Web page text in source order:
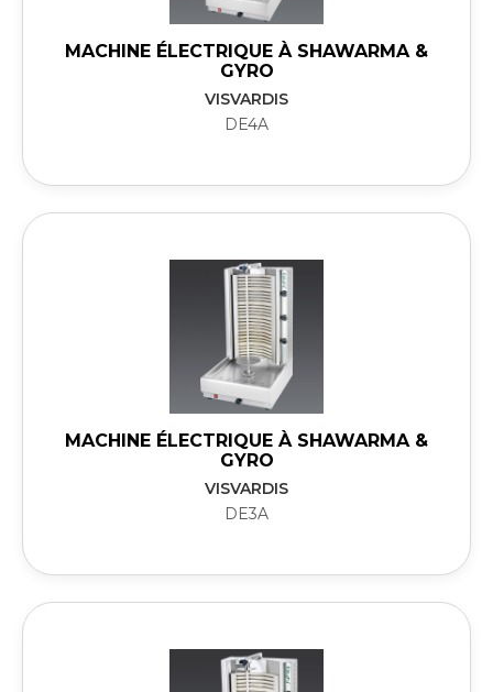
MACHINE ÉLECTRIQUE À SHAWARMA &
GYRO
VISVARDIS
DE4A
MACHINE ÉLECTRIQUE À SHAWARMA &
GYRO
VISVARDIS
DE3A